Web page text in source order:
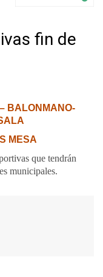
fin de
BALONMANO-
MESA
que tendrán
municipales.